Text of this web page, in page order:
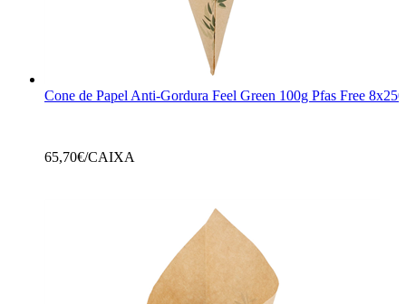
Cone de Papel Anti-Gordura Feel Green 100g Pfas Free
65,70€/CAIXA